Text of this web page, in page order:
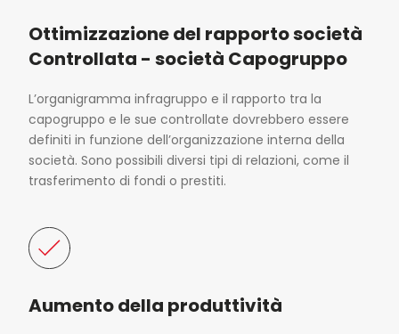
Ottimizzazione del rapporto società
Controllata - società Capogruppo
L’organigramma infragruppo e il rapporto tra la
capogruppo e le sue controllate dovrebbero essere
definiti in funzione dell’organizzazione interna della
società. Sono possibili diversi tipi di relazioni, come il
trasferimento di fondi o prestiti.
Aumento della produttività